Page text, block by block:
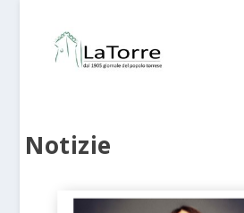
Notizie